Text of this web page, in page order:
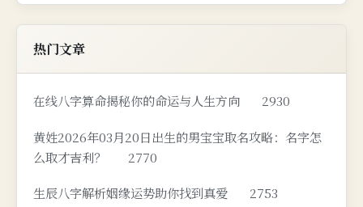
热门文章
在线八字算命揭秘你的命运与人生方向 2930
黄姓2026年03月20日出生的男宝宝取名攻略：名字怎
么取才吉利？
2770
生辰八字解析姻缘运势助你找到真爱 2753